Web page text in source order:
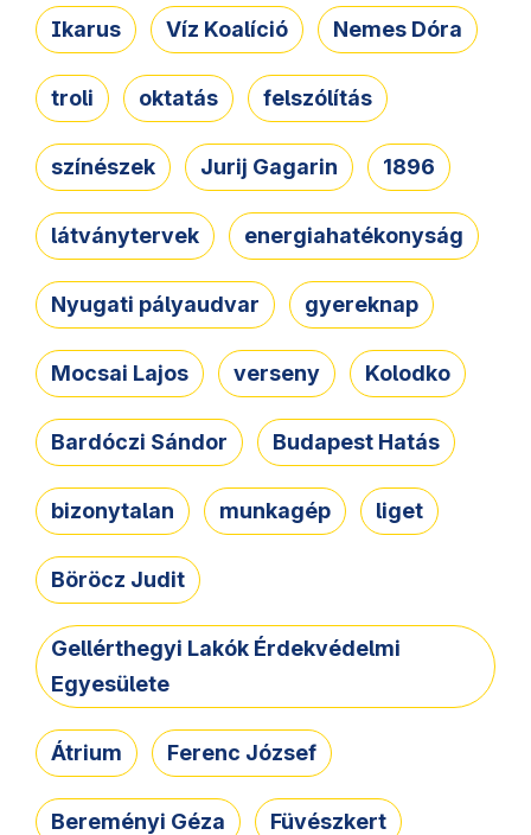
Ikarus Víz Koalíció Nemes Dóra
troli oktatás felszólítás
színészek Jurij Gagarin 1896
látványtervek energiahatékonyság
Nyugati pályaudvar gyereknap
Mocsai Lajos verseny Kolodko
Bardóczi Sándor Budapest Hatás
bizonytalan munkagép liget
Böröcz Judit
Gellérthegyi Lakók Érdekvédelmi
Egyesülete
Átrium Ferenc József
Bereményi Géza Füvészkert